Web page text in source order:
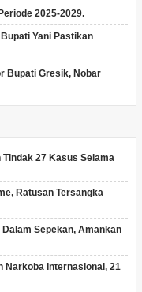
2025-2029.
Yani Pastikan
Bupati Gresik, Nobar
27 Kasus Selama
Ratusan Tersangka
Sepekan, Amankan
Narkoba Internasional, 21